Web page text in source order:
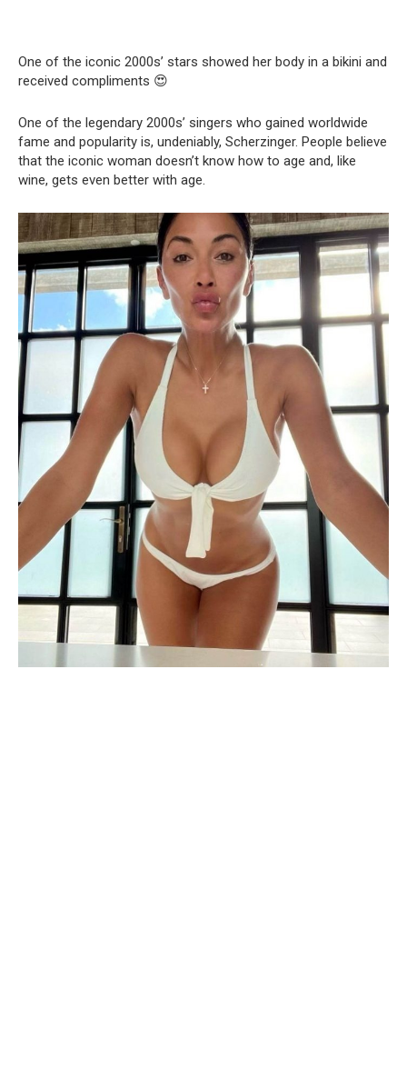
One of the iconic 2000s’ stars showed her body in a bikini and
received compliments 😍
One of the legendary 2000s’ singers who gained worldwide
fame and popularity is, undeniably, Scherzinger. People believe
that the iconic woman doesn’t know how to age and, like
wine, gets even better with age.